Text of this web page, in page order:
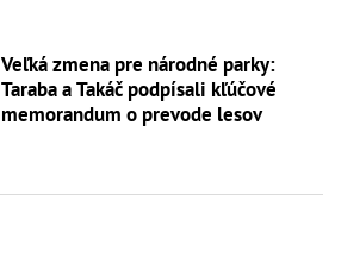
Veľká zmena pre národné parky:
Taraba a Takáč podpísali kľúčové
memorandum o prevode lesov